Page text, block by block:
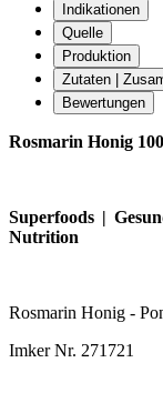
Indikationen
Quelle
Produktion
Zutaten |
Bewertungen
Rosmarin Honig
Superfoods |
Nutrition
Rosmarin Honig -
Imker Nr. 271721